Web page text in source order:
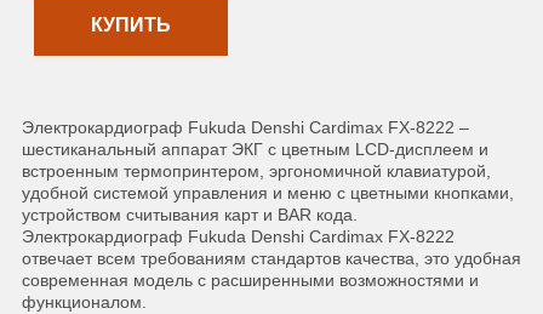
КУПИТЬ
Электрокардиограф Fukuda Denshi Cardimax FX-8222 –
шестиканальный аппарат ЭКГ с цветным LCD-дисплеем и
встроенным термопринтером, эргономичной клавиатурой,
удобной системой управления и меню с цветными кнопками,
устройством считывания карт и BAR кода.
Электрокардиограф Fukuda Denshi Cardimax FX-8222
отвечает всем требованиям стандартов качества, это удобная
современная модель с расширенными возможностями и
функционалом.